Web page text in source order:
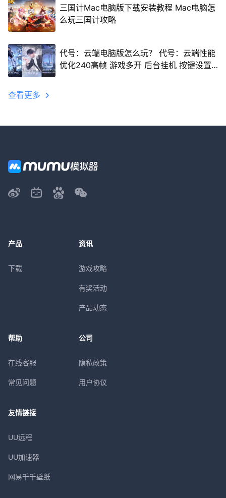
三国计Mac电脑版下载安装教程 Mac电脑怎
么玩三国计攻略
代号：云端电脑版怎么玩？ 代号：云端性能
优化240高帧 游戏多开 后台挂机 按键设置
查看更多
产品
下载
资讯
游戏攻略
有奖活动
产品动态
帮助
在线客服
常见问题
公司
隐私政策
用户协议
友情链接
UU远程
UU加速器
网易千千壁纸